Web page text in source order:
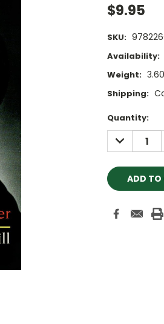
$9.95
SKU:
Availability:
Weight:
Shipping:
Current
Stock:
Quantity:
DECREASE
QUANTITY: